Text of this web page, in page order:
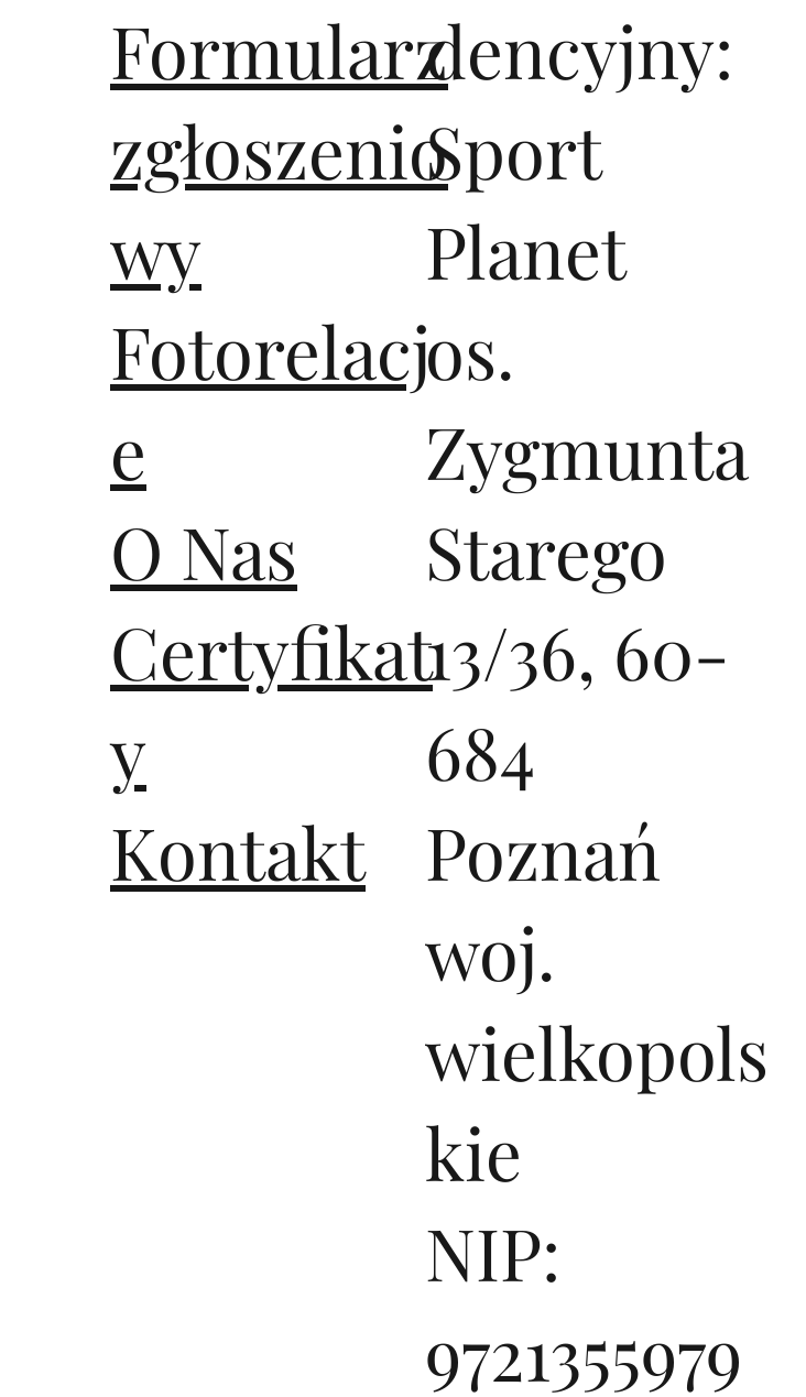
Formularz
zgłoszenio
wy
Fotorelacj
e
O Nas
Certyfikat
y
Kontakt
dencyjny:
Sport
Planet
os.
Zygmunta
Starego
13/36, 60-
684
Poznań
woj.
wielkopols
kie
NIP:
9721355979